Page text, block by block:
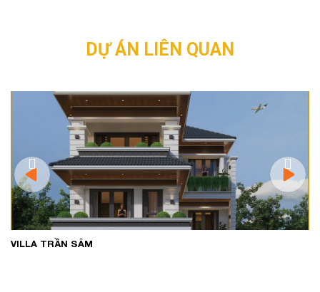
DỰ ÁN LIÊN QUAN
VILLA TRẦN SÂM